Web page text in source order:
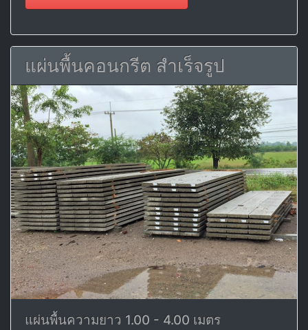
แผ่นพื้นคอนกรีต สำเร็จรูป
แผ่นพื้นความยาว 1.00 - 4.00 เมตร